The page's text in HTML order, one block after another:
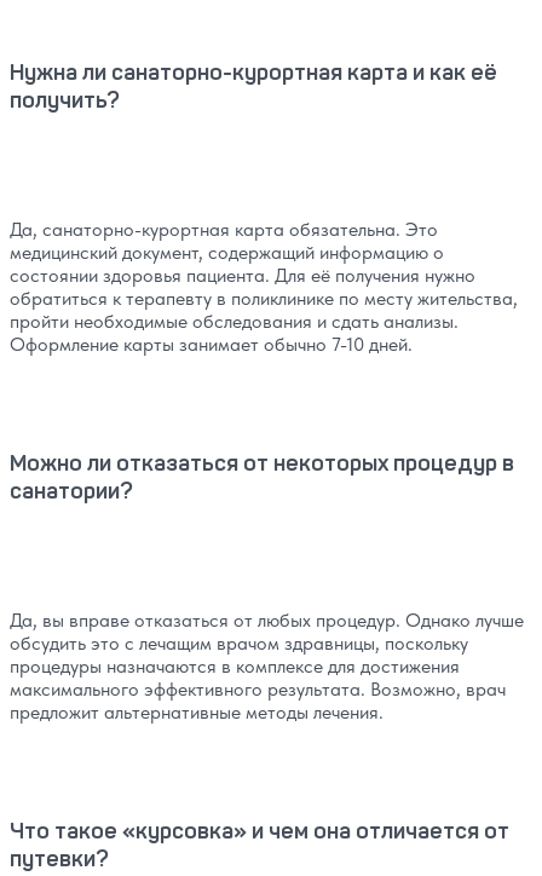
Нужна ли санаторно-курортная карта и как её
получить?
Да, санаторно-курортная карта обязательна. Это
медицинский документ, содержащий информацию о
состоянии здоровья пациента. Для её получения нужно
обратиться к терапевту в поликлинике по месту жительства,
пройти необходимые обследования и сдать анализы.
Оформление карты занимает обычно 7-10 дней.
Можно ли отказаться от некоторых процедур в
санатории?
Да, вы вправе отказаться от любых процедур. Однако лучше
обсудить это с лечащим врачом здравницы, поскольку
процедуры назначаются в комплексе для достижения
максимального эффективного результата. Возможно, врач
предложит альтернативные методы лечения.
Что такое «курсовка» и чем она отличается от
путевки?